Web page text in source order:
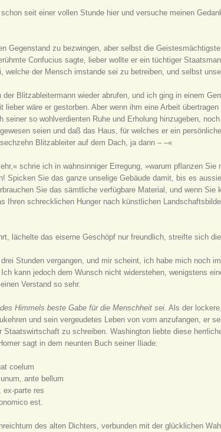
seit einer vollen Stunde hier und versuche meinen
Gegenstand zu bezwingen, aber selbst die
Confucius sagte, lieber wollte er ein tüchtiger
welche der Mensch imstande sei zu betreiben, und selbst
der Blitzableitermann wieder abrufen, und ich ging in einem
lieber wäre er gestorben. Aber wenn ihm eine Arbeit
seiner so wohlverdienten Ruhe und Erholung hinzugeben,
seien und daß das Haus, für welches er ein
Blitzableiter auf dem Dach, ja dann – –«
schrie ich in wahnsinniger Erregung, »warum pflanzen
Spicken Sie das ganze unselige Gebäude damit, bis es
Sie das sämtliche verfügbare Material, und wenn
Ihren schrecklichen Hunger nach künstlichen
lächelte das eiserne Geschöpf nur freundlich, streifte sich
Stunden vergangen, und mir scheint, ich habe mich noch
kann jedoch dem Wunsch nicht widerstehen, wenigstens
Verstand so sehr.
Himmels beste Gabe für die Menschheit sei. Als der
und sein vergeudetes Leben von vorn anzufangen, er
Staatswirtschaft zu schreiben. Washington liebte diese
sagt in dem neunten Buch seiner Iliade:
coelum
ante bellum
ex-parte res
est.
des alten Dichters, verbunden mit der glücklichen